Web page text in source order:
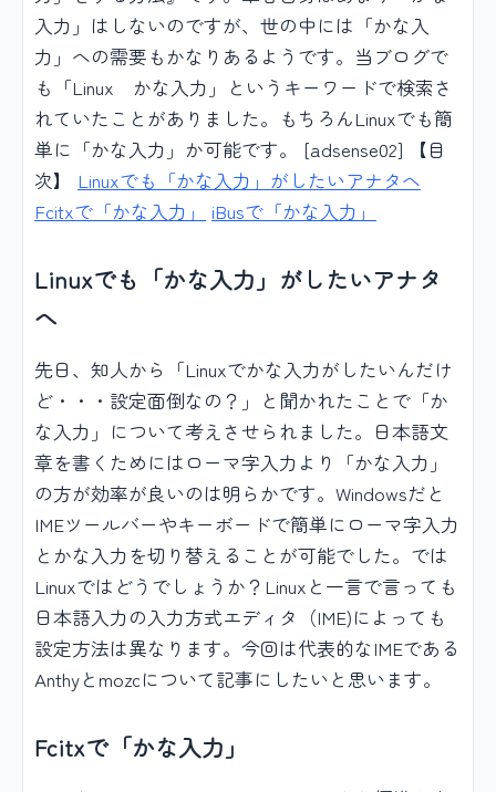
入力」はしないのですが、世の中には「かな入
力」への需要もかなりあるようです。当ブログで
も「Linux かな入力」というキーワードで検索さ
れていたことがありました。もちろんLinuxでも簡
単に「かな入力」か可能です。 [adsense02] 【目
次】 Linuxでも「かな入力」がしたいアナタへ
Fcitxで「かな入力」
iBusで「かな入力」
Linuxでも「かな入力」がしたいアナタ
へ
先日、知人から「Linuxでかな入力がしたいんだけ
ど・・・設定面倒なの？」と聞かれたことで「か
な入力」について考えさせられました。日本語文
章を書くためにはローマ字入力より「かな入力」
の方が効率が良いのは明らかです。Windowsだと
IMEツールバーやキーボードで簡単にローマ字入力
とかな入力を切り替えることが可能でした。では
Linuxではどうでしょうか？Linuxと一言で言っても
日本語入力の入力方式エディタ（IME)によっても
設定方法は異なります。今回は代表的なIMEである
Anthyとmozcについて記事にしたいと思います。
Fcitxで「かな入力」